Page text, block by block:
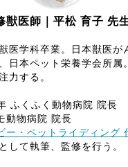
獣医師｜平松 育子 先
医学科卒業。日本獣医が
日本ペット栄養学会所属
力する。
ふくふく動物病院 院長
動物病院 院長
ー・ペットライディング
して執筆、監修を行う。